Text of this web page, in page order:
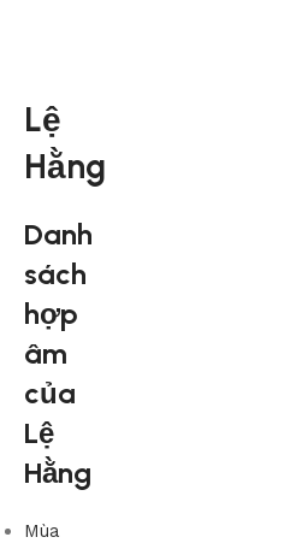
Lệ
Hằng
Danh
sách
hợp
âm
của
Lệ
Hằng
Mùa